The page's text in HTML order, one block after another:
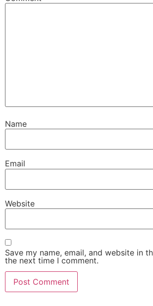
Name
Email
Website
Save my name, email, and website in
the next time I comment.